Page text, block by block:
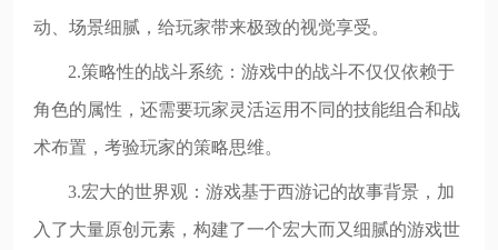
动、场景细腻，给玩家带来极致的视觉享受。
2.策略性的战斗系统：游戏中的战斗不仅仅依赖于
角色的属性，还需要玩家灵活运用不同的技能组合和战
术布置，考验玩家的策略思维。
3.宏大的世界观：游戏基于西游记的故事背景，加
入了大量原创元素，构建了一个宏大而又细腻的游戏世